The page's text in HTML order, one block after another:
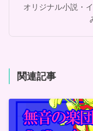
オリジナル小説・
関連記事